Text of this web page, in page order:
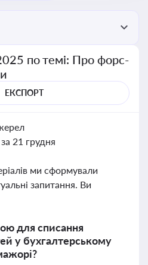
по темі: Про форс-
ЕКСПОРТ
21 грудня
ми сформували
запитання. Ви
для списання
у бухгалтерському